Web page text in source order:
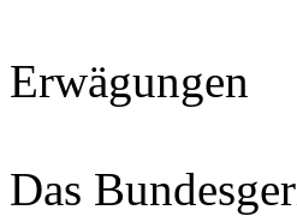
Erwägungen
Das